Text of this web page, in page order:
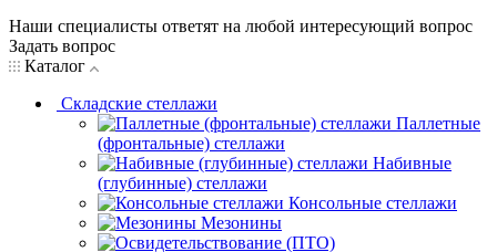
Наши специалисты ответят на любой интересующий вопрос
Задать вопрос
Каталог
Складские стеллажи
Паллетные
(фронтальные) стеллажи
Набивные
(глубинные) стеллажи
Консольные стеллажи
Мезонины